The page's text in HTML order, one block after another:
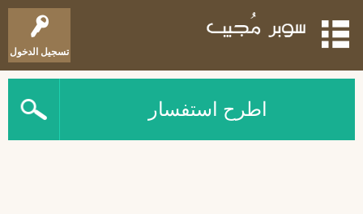
تسجيل الدخول
اطرح استفسار